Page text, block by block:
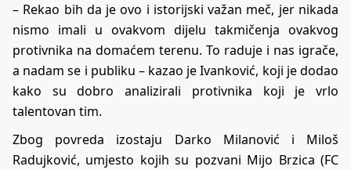
– Rekao bih da je ovo i istorijski važan meč, jer nikada
nismo imali u ovakvom dijelu takmičenja ovakvog
protivnika na domaćem terenu. To raduje i nas igrače,
a nadam se i publiku – kazao je Ivanković, koji je dodao
kako su dobro analizirali protivnika koji je vrlo
talentovan tim.
Zbog povreda izostaju Darko Milanović i Miloš
Radujković, umjesto kojih su pozvani Mijo Brzica (FC